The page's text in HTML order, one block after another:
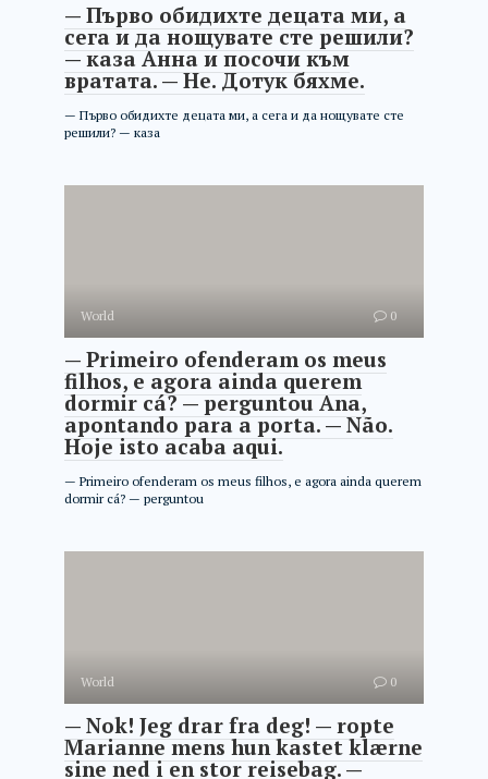
— Първо обидихте децата ми, а
сега и да нощувате сте решили?
— каза Анна и посочи към
вратата. — Не. Дотук бяхме.
— Първо обидихте децата ми, а сега и да нощувате сте
решили? — каза
World 0
— Primeiro ofenderam os meus
filhos, e agora ainda querem
dormir cá? — perguntou Ana,
apontando para a porta. — Não.
Hoje isto acaba aqui.
— Primeiro ofenderam os meus filhos, e agora ainda querem
dormir cá? — perguntou
World 0
— Nok! Jeg drar fra deg! — ropte
Marianne mens hun kastet klærne
sine ned i en stor reisebag. —